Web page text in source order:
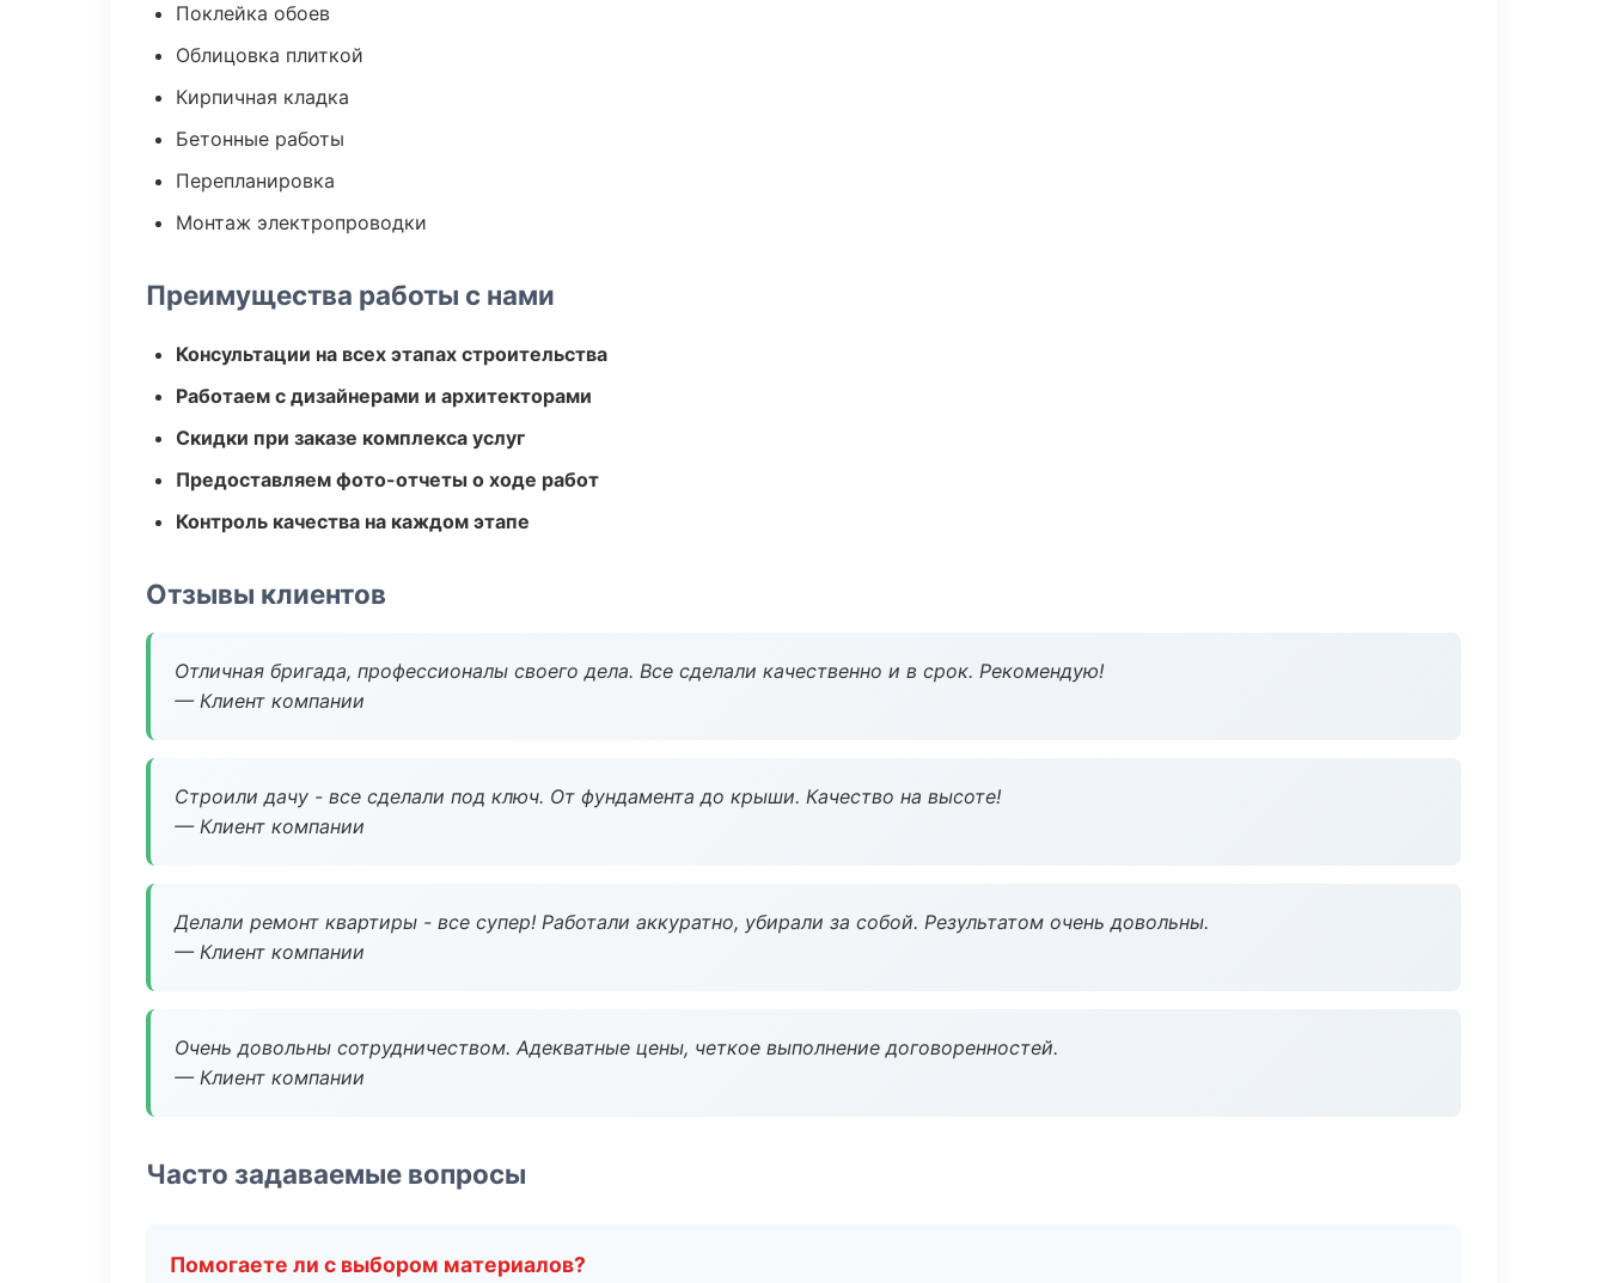
Поклейка обоев
Облицовка плиткой
Кирпичная кладка
Бетонные работы
Перепланировка
Монтаж электропроводки
Преимущества работы с нами
Консультации на всех этапах строительства
Работаем с дизайнерами и архитекторами
Скидки при заказе комплекса услуг
Предоставляем фото-отчеты о ходе работ
Контроль качества на каждом этапе
Отзывы клиентов
Отличная бригада, профессионалы своего дела. Все сделали качественно и в срок. Рекомендую!
— Клиент компании
Строили дачу - все сделали под ключ. От фундамента до крыши. Качество на высоте!
— Клиент компании
Делали ремонт квартиры - все супер! Работали аккуратно, убирали за собой. Результатом очень довольны.
— Клиент компании
Очень довольны сотрудничеством. Адекватные цены, четкое выполнение договоренностей.
— Клиент компании
Часто задаваемые вопросы
Помогаете ли с выбором материалов?